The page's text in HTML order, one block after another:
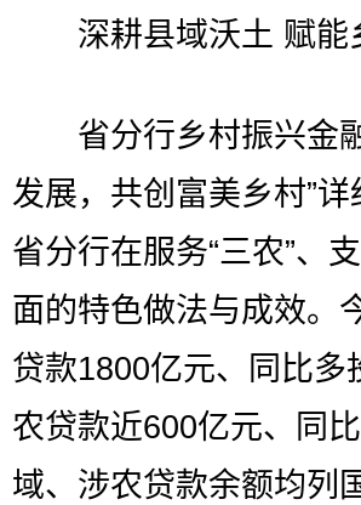
深耕县域沃土 赋能
省分行乡村振兴金融
发展，共创富美乡村”
省分行在服务“三农”、
面的特色做法与成效。
贷款1800亿元、同比多
农贷款近600亿元、同
域、涉农贷款余额均列